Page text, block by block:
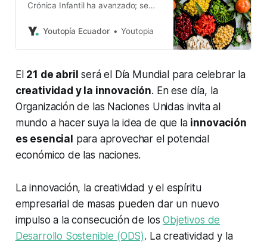
Crónica Infantil ha avanzado; se
en Agua y saneamiento y con las
Youtopía Ecuador Youtopia
El 21 de abril será el Día Mundial para celebrar la
creatividad y la innovación. En ese día, la
Organización de las Naciones Unidas invita al
mundo a hacer suya la idea de que la innovación
es esencial para aprovechar el potencial
económico de las naciones.
La innovación, la creatividad y el espíritu
empresarial de masas pueden dar un nuevo
impulso a la consecución de losObjetivos de
Desarrollo Sostenible (ODS). La creatividad y la